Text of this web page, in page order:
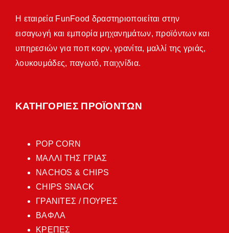
Η εταιρεία FunFood δραστηριοποιείται στην
εισαγωγή και εμπορία μηχανημάτων, προϊόντων και
υπηρεσιών για ποπ κορν, γρανίτα, μαλλί της γριάς,
λουκουμάδες, παγωτό, παιχνίδια.
ΚΑΤΗΓΟΡΙΕΣ ΠΡΟΪΟΝΤΩΝ
POP CORN
ΜΑΛΛΙ ΤΗΣ ΓΡΙΑΣ
NACHOS & CHIPS
CHIPS SNACK
ΓΡΑΝΙΤΕΣ / ΠΟΥΡΕΣ
ΒΑΦΛΑ
ΚΡΕΠΕΣ